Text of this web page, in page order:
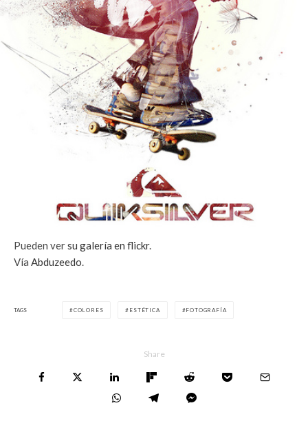
Pueden versu galería en flickr.
Vía Abduzeedo.
TAGS COLORES ESTÉTICA FOTOGRAFÍA
Share